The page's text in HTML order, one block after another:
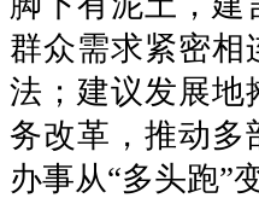
群众需求紧密相
法；建议发展地
务改革，推动多
办事从“多头跑”